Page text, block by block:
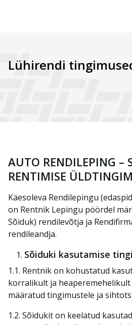
Lühirendi
AUTO RENDILEPING –
RENTIMISE
Käesoleva Rendilepingu
on Rentnik Lepingu pöördel
Sõiduk) rendilevõtja ja
rendileandja.
Sõiduki kasutamise
1.1. Rentnik on kohustatud
korralikult ja
määratud tingimustele ja
1.2. Sõidukit on keelatud